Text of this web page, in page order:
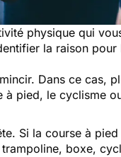
physique qui
la raison
Dans ce cas,
pied, le cyclisme
Si la course à
boxe,